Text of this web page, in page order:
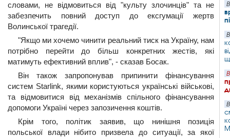
словами, не відмовиться від "культу злочинців" та не
забезпечить повний доступ до ексгумації жертв
Волинської трагедії.
"Якщо ми хочемо чинити реальний тиск на Україну, нам
потрібно перейти до більш конкретних жестів, які
матимуть ефективний вплив", - сказав Босак.
Він також запропонував припинити фінансування
систем Starlink, якими користуються українські військові,
та відмовитися від механізмів спільного фінансування
допомоги Україні через запозичення коштів.
Крім того, політик заявив, що нинішня позиція
польської влади нібито призвела до ситуації, за якої